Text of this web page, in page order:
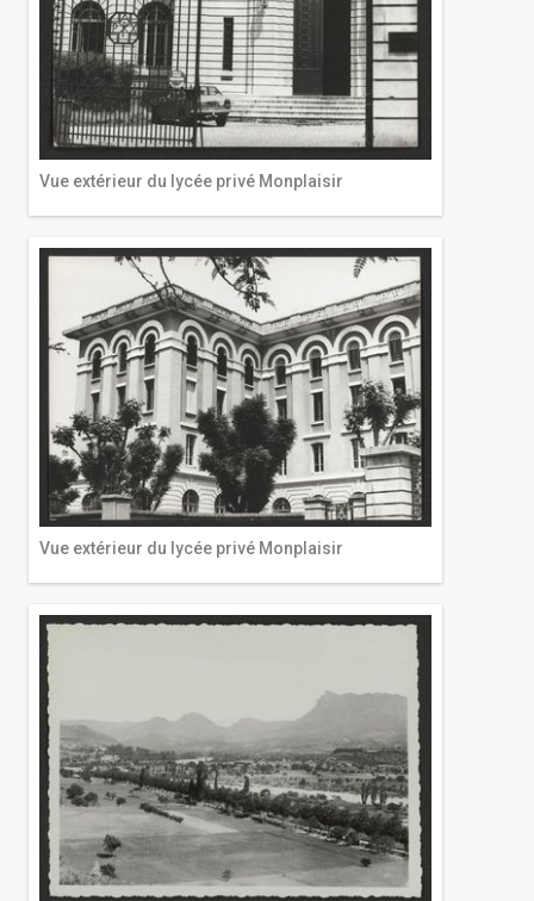
Vue extérieur du lycée privé Monplaisir
Vue extérieur du lycée privé Monplaisir